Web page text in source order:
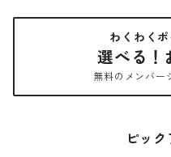
わくわく
選べる！
無料のメンバー
ピッ